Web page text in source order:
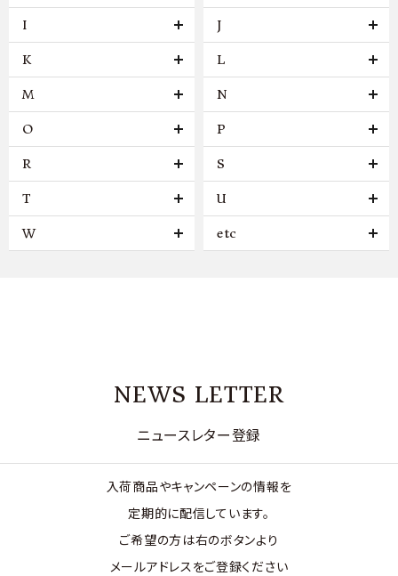
I J
K L
M N
O P
R S
T U
W etc
NEWS LETTER
ニュースレター登録
入荷商品やキャンペーンの情報を
定期的に配信しています。
ご希望の方は右のボタンより
メールアドレスをご登録ください